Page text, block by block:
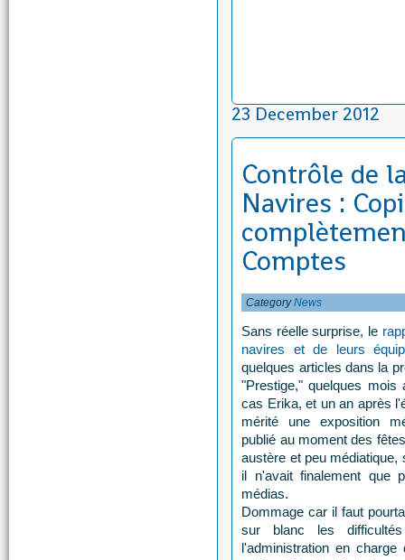
23 December 2012
Contrôle de
Navires :
Comptes
CategoryNews
Sans réelle surprise, le
navires et de leurs
quelques articles dans la
"Prestige," quelques
cas Erika, et un an après
mérité une exposition
publié au moment des
austère et peu
il n'avait finalement que
médias.
Dommage car il faut
sur blanc les
l'administration en